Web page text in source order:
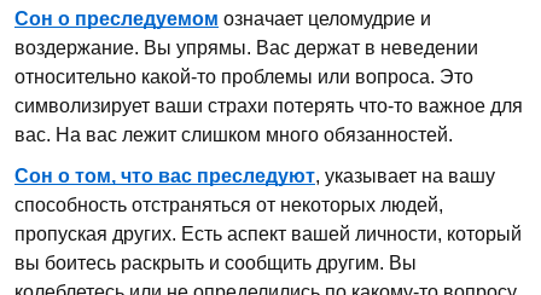
Сон о преследуемом означает целомудрие и
воздержание. Вы упрямы. Вас держат в неведении
относительно какой-то проблемы или вопроса. Это
символизирует ваши страхи потерять что-то важное для
вас. На вас лежит слишком много обязанностей.
Сон о том, что вас преследуют, указывает на вашу
способность отстраняться от некоторых людей,
пропуская других. Есть аспект вашей личности, который
вы боитесь раскрыть и сообщить другим. Вы